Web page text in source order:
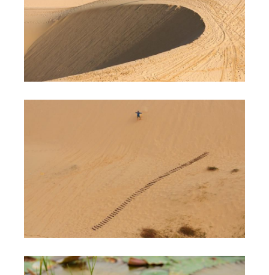
Цены
Обучение Виндсерфингу
Прокат виндсерфинга и винг фойла
Классический серфинг и SUP
Продажа оборудования
Обучение Wing Foil